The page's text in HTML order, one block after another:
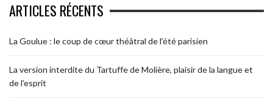
ARTICLES RÉCENTS
La Goulue : le coup de cœur théâtral de l’été parisien
La version interdite du Tartuffe de Molière, plaisir de la langue et
de l’esprit